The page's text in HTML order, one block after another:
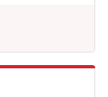
負担で実施し
舗は21時※残業
は全額支給